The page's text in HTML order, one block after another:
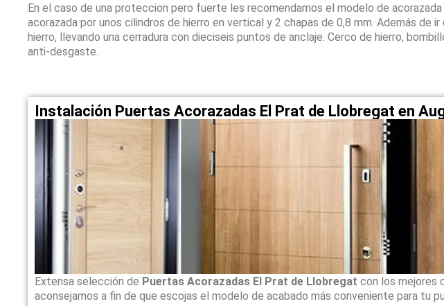
En el caso de una proteccion pero fuerte les recomendamos el modelo de
acorazada por unos cilindros de hierro en vertical y 2 chapas de 0,8 mm. Además de
hierro, llevando una cerradura con dieciseis puntos de anclaje. Cerco de hierro,
anti-desgaste.
Instalación Puertas Acorazadas El Prat de Llobregat en
Extensa selección de Puertas Acorazadas El Prat de Llobregatcon los mejores
aconsejamos a fin de que escojas el modelo de acabado más conveniente para tu